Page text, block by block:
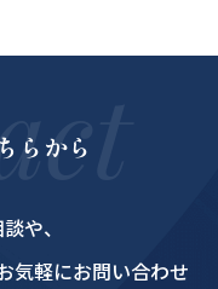
らから
や、
気軽にお問い合わせ